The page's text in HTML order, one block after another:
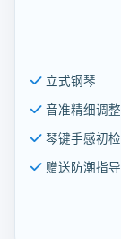
立式钢琴
音准精细调整
琴键手感初检
赠送防潮指导